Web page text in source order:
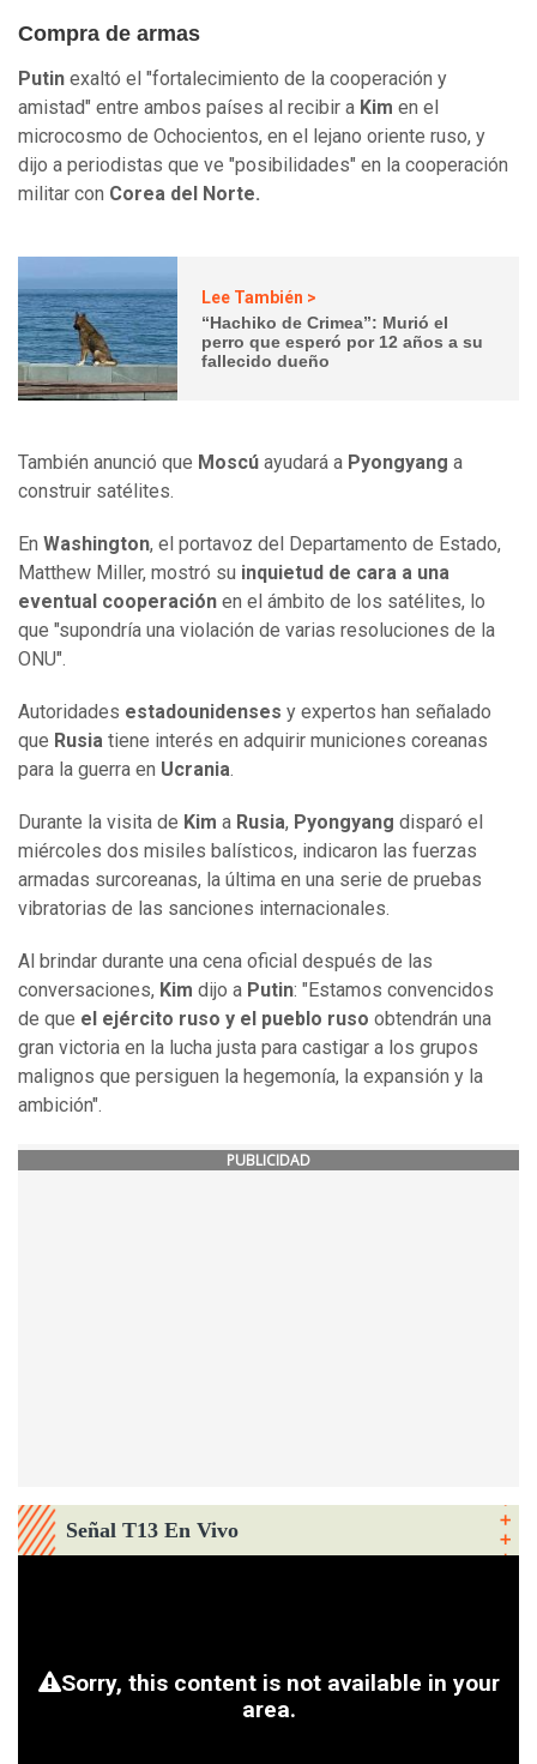
Compra de armas
Putin exaltó el "fortalecimiento de la cooperación y
amistad" entre ambos países al recibir a Kim en el
microcosmo de Ochocientos, en el lejano oriente ruso, y
dijo a periodistas que ve "posibilidades" en la cooperación
militar con Corea del Norte.
Lee También >
“Hachiko de Crimea”: Murió el
perro que esperó por 12 años a su
fallecido dueño
También anunció que Moscú ayudará a Pyongyang a
construir satélites.
En Washington, el portavoz del Departamento de Estado,
Matthew Miller, mostró su inquietud de cara a una
eventual cooperación en el ámbito de los satélites, lo
que "supondría una violación de varias resoluciones de la
ONU".
Autoridades estadounidenses y expertos han señalado
que Rusia tiene interés en adquirir municiones coreanas
para la guerra en Ucrania.
Durante la visita de Kim a Rusia, Pyongyang disparó el
miércoles dos misiles balísticos, indicaron las fuerzas
armadas surcoreanas, la última en una serie de pruebas
vibratorias de las sanciones internacionales.
Al brindar durante una cena oficial después de las
conversaciones, Kim dijo a Putin: "Estamos convencidos
de que el ejército ruso y el pueblo ruso obtendrán una
gran victoria en la lucha justa para castigar a los grupos
malignos que persiguen la hegemonía, la expansión y la
ambición".
PUBLICIDAD
Señal T13 En Vivo